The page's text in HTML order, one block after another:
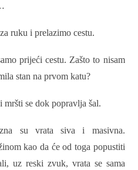
ruku i prelazimo cestu.
prijeći cestu. Zašto to nisam
stan na prvom katu?
se dok popravlja šal.
su vrata siva i masivna.
kao da će od toga popustiti
uz reski zvuk, vrata se sama